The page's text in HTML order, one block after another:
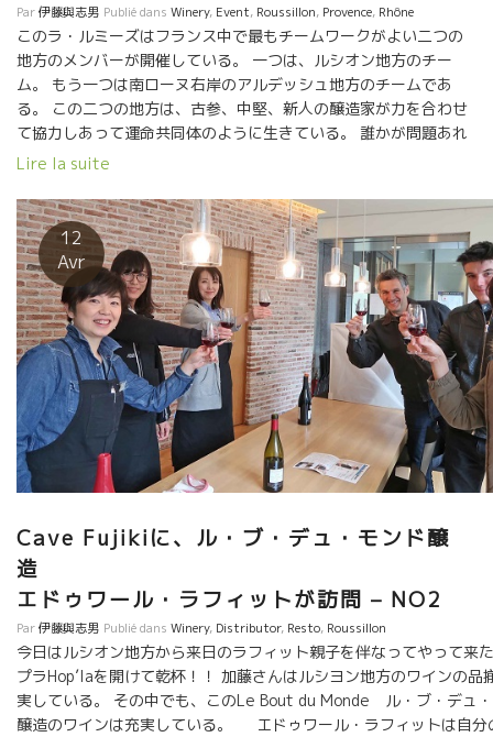
Par伊藤與志男 Publié dans Winery, Event, Roussillon, Provence, Rhône
このラ・ルミーズはフランス中で最もチームワークがよい二つの
地方のメンバーが開催している。 一つは、ルシオン地方のチー
ム。 もう一つは南ローヌ右岸のアルデッシュ地方のチームであ
る。 この二つの地方は、古参、中堅、新人の醸造家が力を合わせ
て協力しあって運命共同体のように生きている。 誰かが問題あれ
ば、皆で援助し合いながら解決してしまう。 ある蔵の栽培作業が
醸造器具なども必要とあれば貸しあっている。 それぞれの地方の
実践部隊の代表各はこの二人。 Domaine du Possible ドメーヌ・
デュ・ポッシブル醸造のロイックさん ロイックさんは第一回目の
ラ・ルミーズから実行部隊員だった。 ジャジャキスタンという国
をLe Bout du Mondeル・ブー・ド・モンド醸造のエドゥワールと
設立した。 醸造家になりたいという夢が可能になった時に付けた
名前。このワインを飲んだ人の夢が叶うようにと願いPossibleと
した。 平均標高４００mの葡萄園からルシオン地方とは思えない
様な涼しくて果実味豊かな葡萄ジュースのようなワインを造る
Jérôme Jouret ジェローム・ジュレ アルデッシュ地方の実
践部隊の代表はコツコツ努力家ジェローム。 太陽がいっぱいの南
ローヌでありながら、どこまでも軽快で爽やかな果実味心地良い
ワインを造る。 醸造所の建物などは、すべて自分で造ってしま
ってコツコツと着実に歩んでいる。 そのエスプリがワイン名にな
った。Pas à Pas パザパ 一歩一歩の意。 トビッキリ仲の良くて
ハッピーな家族。このハッピーさが確実にワインに入っている。
Lire la suite
12
Avr
Cave Fujikiに、ル・ブ・デュ・モンド醸
エドゥワール・ラフィットが訪問 – NO2
Par伊藤與志男 Publié dans Winery, Distributor, Resto, Roussillon
今日はルシオン地方から来日のラフィット親子を伴なってやって来
プラHop’laを開けて乾杯！！ 加藤さんはルシヨン地方のワインの品
実している。 その中でも、このLe Bout du Monde ル・ブ・デュ
醸造のワインは充実している。 エドゥワール・ラフィットは自分